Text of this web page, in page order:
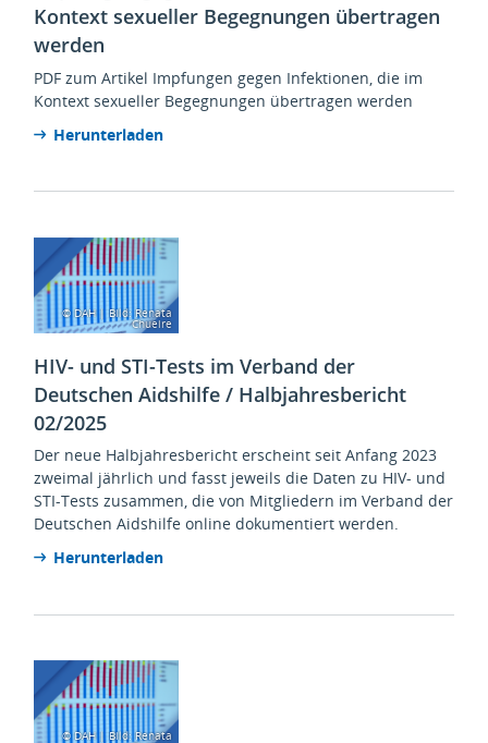
Kontext sexueller Begegnungen übertragen
werden
PDF zum Artikel Impfungen gegen Infektionen, die im
Kontext sexueller Begegnungen übertragen werden
Herunterladen
© DAH | Bild: Renata
Chueire
HIV- und STI-Tests im Verband der
Deutschen Aidshilfe / Halbjahresbericht
02/2025
Der neue Halbjahresbericht erscheint seit Anfang 2023
zweimal jährlich und fasst jeweils die Daten zu HIV- und
STI-Tests zusammen, die von Mitgliedern im Verband der
Deutschen Aidshilfe online dokumentiert werden.
Herunterladen
© DAH | Bild: Renata